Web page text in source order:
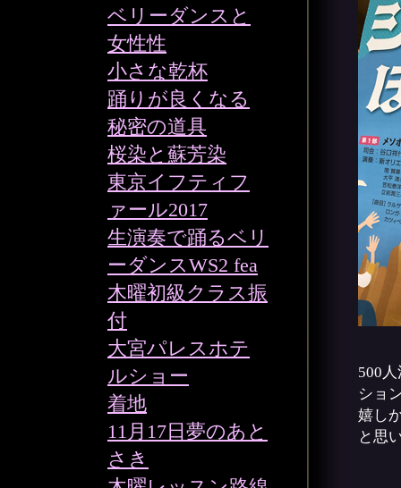
ベリーダンスと
女性性
小さな乾杯
踊りが良くなる
秘密の道具
桜染と蘇芳染
東京イフティフ
ァール2017
生演奏で踊るベリ
ーダンスWS2 fea
木曜初級クラス振
付
大宮パレスホテ
ルショー
着地
11月17日夢のあと
さき
500
ショ
嬉し
と思